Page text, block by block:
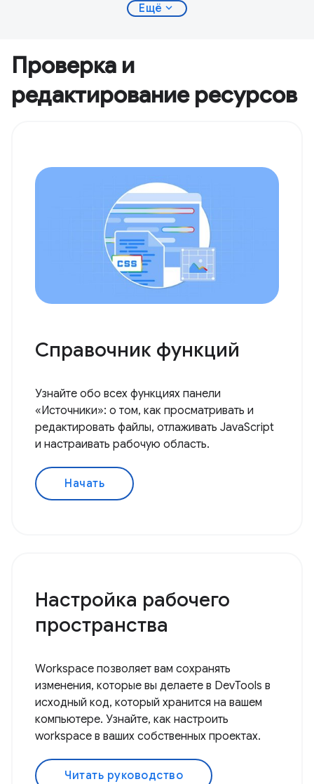
Ещё expand_more
Проверка и
редактирование ресурсов
Справочник функций
Узнайте обо всех функциях панели
«Источники»: о том, как просматривать и
редактировать файлы, отлаживать JavaScript
и настраивать рабочую область.
Начать
Настройка рабочего
пространства
Workspace позволяет вам сохранять
изменения, которые вы делаете в DevTools в
исходный код, который хранится на вашем
компьютере. Узнайте, как настроить
workspace в ваших собственных проектах.
Читать руководство